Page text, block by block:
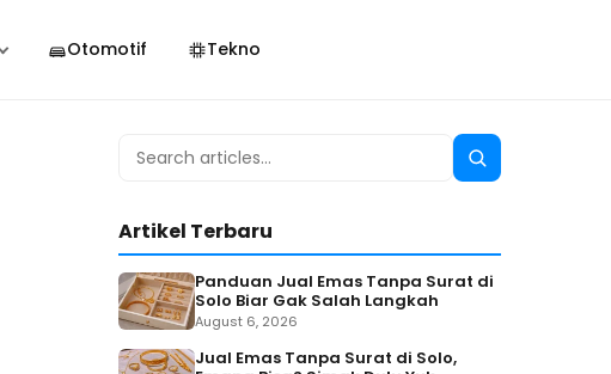
Otomotif Tekno
Search
Search
Artikel Terbaru
Panduan Jual Emas Tanpa Surat di
Solo Biar Gak Salah Langkah
August 6, 2026
Jual Emas Tanpa Surat di Solo,